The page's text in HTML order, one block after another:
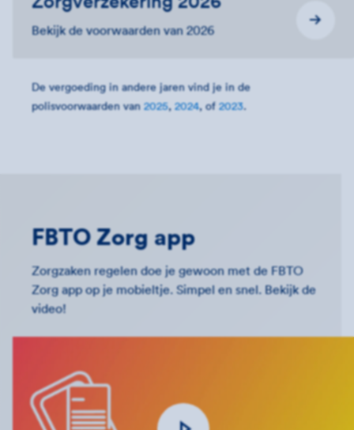
Bekijk de voorwaarden van 2026
De vergoeding in andere jaren vind je in de
polisvoorwaarden van2025,2024, of2023.
FBTO Zorg app
Zorgzaken regelen doe je gewoon met de FBTO
Zorg app op je mobieltje. Simpel en snel. Bekijk de
video!